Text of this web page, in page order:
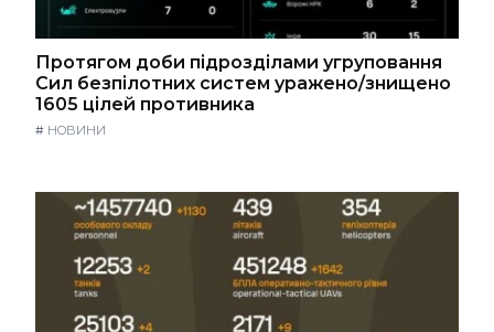
Протягом доби підрозділами угруповання
Сил безпілотних систем уражено/знищено
1605 цілей противника
# НОВИНИ